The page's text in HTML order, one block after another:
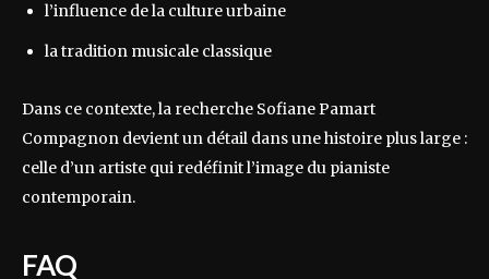
l’influence de la culture urbaine
la tradition musicale classique
Dans ce contexte, la recherche Sofiane Pamart
Compagnon devient un détail dans une histoire plus large :
celle d’un artiste qui redéfinit l’image du pianiste
contemporain.
FAQ